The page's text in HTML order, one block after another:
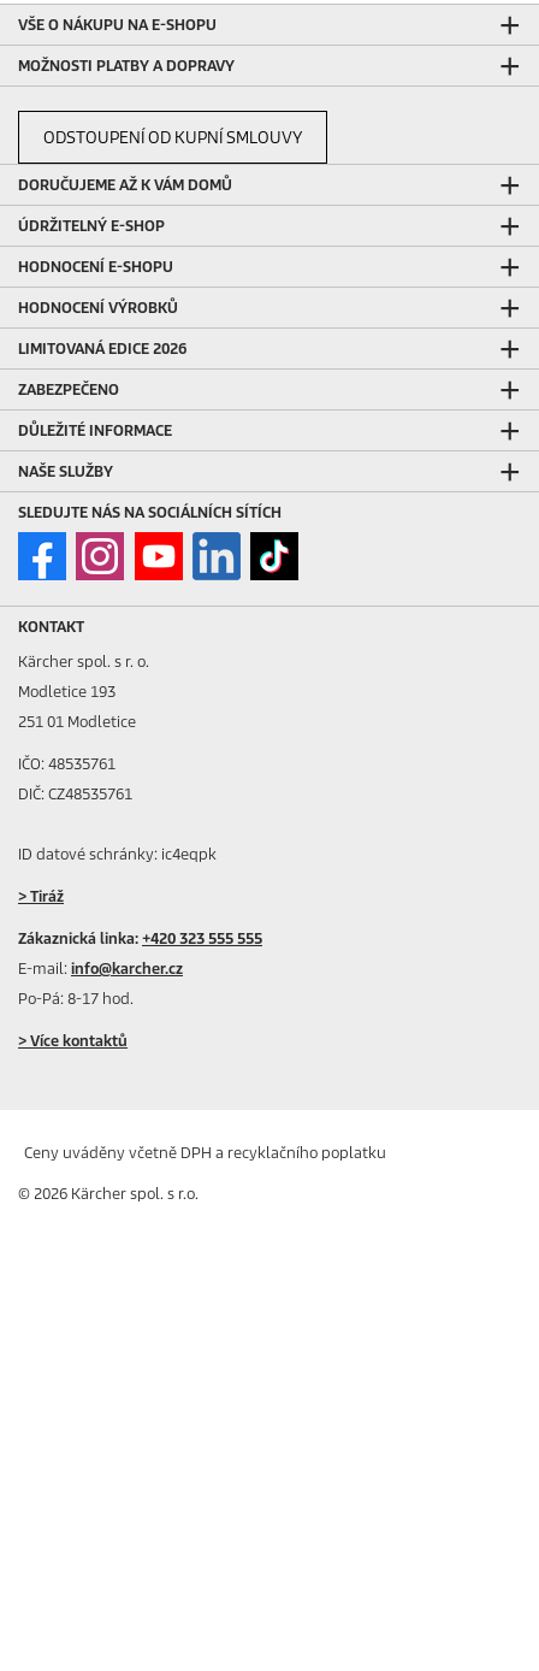
VŠE O NÁKUPU NA E-SHOPU
MOŽNOSTI PLATBY A DOPRAVY
ODSTOUPENÍ OD KUPNÍ SMLOUVY
DORUČUJEME AŽ K VÁM DOMŮ
ÚDRŽITELNÝ E-SHOP
HODNOCENÍ E-SHOPU
HODNOCENÍ VÝROBKŮ
LIMITOVANÁ EDICE 2026
ZABEZPEČENO
DŮLEŽITÉ INFORMACE
NAŠE SLUŽBY
SLEDUJTE NÁS NA SOCIÁLNÍCH SÍTÍCH
KONTAKT
Kärcher spol. s r. o.
Modletice 193
251 01 Modletice
IČO: 48535761
DIČ: CZ48535761
ID datové schránky: ic4eqpk
> Tiráž
Zákaznická linka: +420 323 555 555
E-mail: info@karcher.cz
Po-Pá: 8-17 hod.
> Více kontaktů
Ceny uváděny včetně DPH a recyklačního poplatku
© 2026 Kärcher spol. s r.o.